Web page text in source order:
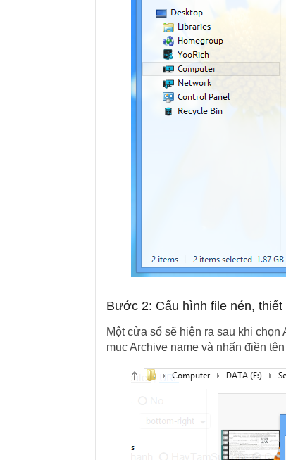
Bước 2: Cấu hình file nén,
Một cửa sổ sẽ hiện ra sau khi
mục Archive name và nhấn điền